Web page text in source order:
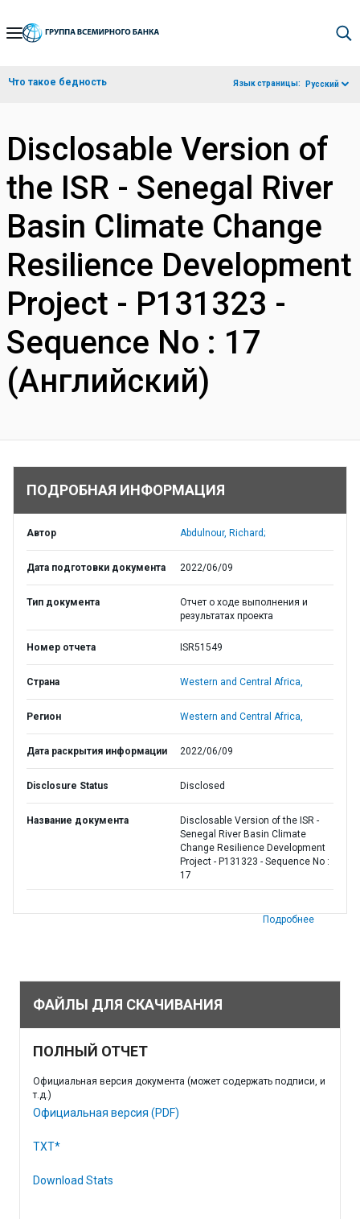
Skip
Navigation
Что такое бедность Язык страницы: Русский
Disclosable Version of
the ISR - Senegal River
Basin Climate Change
Resilience Development
Project - P131323 -
Sequence No : 17
(Английский)
ПОДРОБНАЯ ИНФОРМАЦИЯ
Автор Abdulnour, Richard;
Дата подготовки документа 2022/06/09
Тип документа
Отчет о ходе выполнения и
результатах проекта
Номер отчета ISR51549
Страна Western and Central Africa,
Регион Western and Central Africa,
Дата раскрытия информации 2022/06/09
Disclosure Status Disclosed
Название документа
Disclosable Version of the ISR -
Senegal River Basin Climate
Change Resilience Development
Project - P131323 - Sequence No :
17
Подробнее
ФАЙЛЫ ДЛЯ СКАЧИВАНИЯ
ПОЛНЫЙ ОТЧЕТ
Официальная версия документа (может содержать подписи, и
т.д.)
Официальная версия (PDF)
TXT*
Download Stats